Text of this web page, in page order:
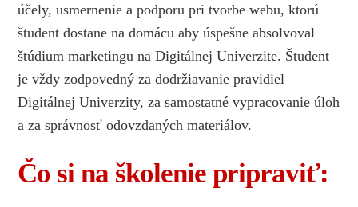
účely, usmernenie a podporu pri tvorbe webu, ktorú
študent dostane na domácu aby úspešne absolvoval
štúdium marketingu na Digitálnej Univerzite. Študent
je vždy zodpovedný za dodržiavanie pravidiel
Digitálnej Univerzity, za samostatné vypracovanie úloh
a za správnosť odovzdaných materiálov.
Čo si na školenie pripraviť: